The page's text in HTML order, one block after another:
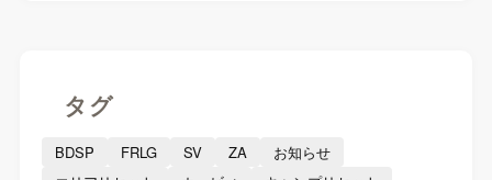
タグ
BDSP FRLG SV ZA
お知らせ